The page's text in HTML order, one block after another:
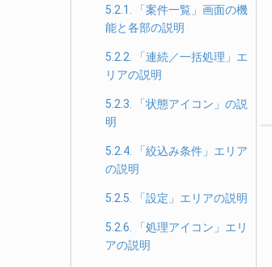
5.2.1. 「案件一覧」画面の機
能と各部の説明
5.2.2. 「連続／一括処理」エ
リアの説明
5.2.3. 「状態アイコン」の説
明
5.2.4. 「絞込み条件」エリア
の説明
5.2.5. 「設定」エリアの説明
5.2.6. 「処理アイコン」エリ
アの説明